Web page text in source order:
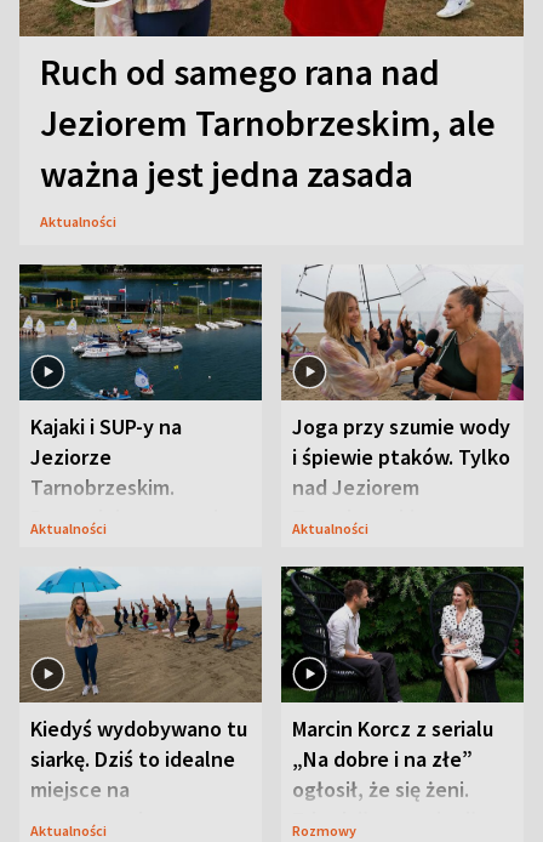
Ruch od samego rana nad
Jeziorem Tarnobrzeskim, ale
ważna jest jedna zasada
Aktualności
Kajaki i SUP-y na
Jeziorze
Tarnobrzeskim.
Przyrodnicy zwracają
Aktualności
Joga przy szumie wody
i śpiewie ptaków. Tylko
nad Jeziorem
Tarnobrzeskim
Aktualności
Kiedyś wydobywano tu
siarkę. Dziś to idealne
miejsce na
wypoczynek
Aktualności
Marcin Korcz z serialu
„Na dobre i na złe”
ogłosił, że się żeni.
Zdradził, co zmienił
Rozmowy